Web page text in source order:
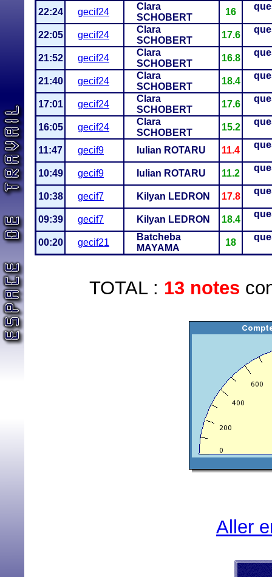
22:24 gecif24
Clara
SCHOBERT
16
22:05 gecif24
Clara
SCHOBERT
17.6
21:52 gecif24
Clara
SCHOBERT
16.8
21:40 gecif24
Clara
SCHOBERT
18.4
17:01 gecif24
Clara
SCHOBERT
17.6
16:05 gecif24
Clara
SCHOBERT
15.2
11:47 gecif9 Iulian ROTARU 11.4
10:49 gecif9 Iulian ROTARU 11.2
10:38 gecif7 Kilyan LEDRON 17.8
09:39 gecif7 Kilyan LEDRON 18.4
00:20 gecif21
Batcheba
MAYAMA
18
TOTAL : 13 notes
Aller